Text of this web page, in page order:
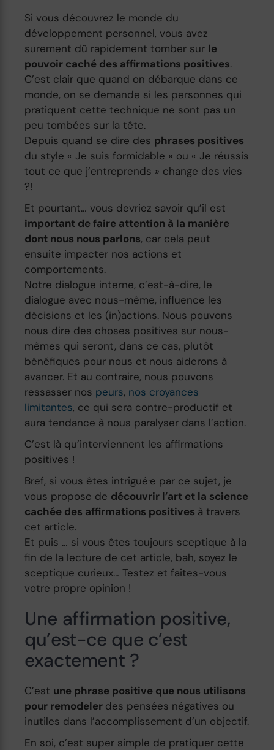
Si vous découvrez le monde du
développement personnel, vous avez
surement dû rapidement tomber sur le
pouvoir caché des affirmations positives.
C’est clair que quand on débarque dans ce
monde, on se demande si les personnes qui
pratiquent cette technique ne sont pas un
peu tombées sur la tête.
Depuis quand se dire des phrases positives
du style « Je suis formidable » ou « Je réussis
tout ce que j’entreprends » change des vies
?!
Et pourtant… vous devriez savoir qu’il est
important de faire attention à la manière
dont nous nous parlons, car cela peut
ensuite impacter nos actions et
comportements.
Notre dialogue interne, c’est-à-dire, le
dialogue avec nous-même, influence les
décisions et les (in)actions. Nous pouvons
nous dire des choses positives sur nous-
mêmes qui seront, dans ce cas, plutôt
bénéfiques pour nous et nous aiderons à
avancer. Et au contraire, nous pouvons
ressasser nos peurs, nos croyances
limitantes, ce qui sera contre-productif et
aura tendance à nous paralyser dans l’action.
C’est là qu’interviennent les affirmations
positives !
Bref, si vous êtes intrigué·e par ce sujet, je
vous propose de découvrir l’art et la science
cachée des affirmations positives à travers
cet article.
Et puis … si vous êtes toujours sceptique à la
fin de la lecture de cet article, bah, soyez le
sceptique curieux… Testez et faites-vous
votre propre opinion !
Une affirmation positive,
qu’est-ce que c’est
exactement ?
C’est une phrase positive que nous utilisons
pour remodeler des pensées négatives ou
inutiles dans l’accomplissement d’un objectif.
En soi, c’est super simple de pratiquer cette